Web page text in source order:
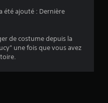
n
été ajouté : Dernière
de costume depuis la
une fois que vous avez